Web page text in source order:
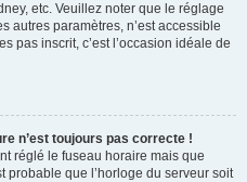
etc. Veuillez noter que le réglage
autres paramètres, n’est accessible
pas inscrit, c’est l’occasion idéale de
n’est toujours pas correcte !
réglé le fuseau horaire mais que
probable que l’horloge du serveur soit